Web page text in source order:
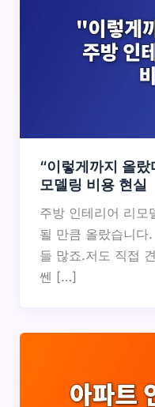
“이렇게까지 올
모델링 비용 현실
주방 인테리어 리모
될 만큼 올랐습니다
들 많죠.저도 직접
쎈 […]